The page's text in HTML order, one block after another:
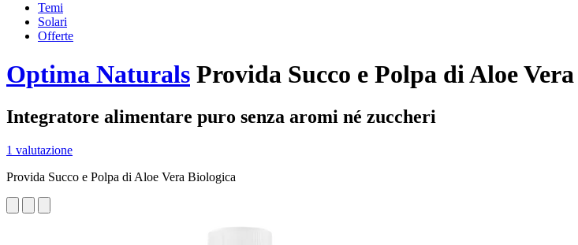
Temi
Solari
Offerte
Optima Naturals Provida Succo e Polpa di Aloe
Integratore alimentare puro senza aromi né zuccheri
1 valutazione
Provida Succo e Polpa di Aloe Vera Biologica